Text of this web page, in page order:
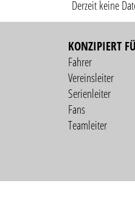
Derzeit keine
KONZIPIERT
Fahrer
Vereinsleiter
Serienleiter
Fans
Teamleiter